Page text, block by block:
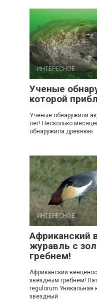
ИНТЕРЕСНОЕ
Ученые
которой
Ученые обнаружили
лет! Несколько
обнаружила древнюю
ИНТЕРЕСНОЕ
Африканский
журавль с
гребнем!
Африканский
звездным гребнем!
regulorum Уникальная
звездный